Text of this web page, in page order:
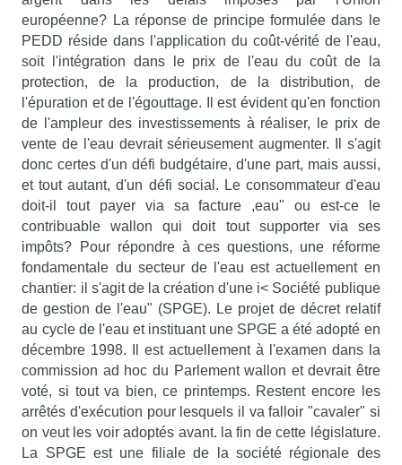
européenne? La réponse de principe formulée dans le
PEDD réside dans l'application du coût-vérité de l'eau,
soit l'intégration dans le prix de l'eau du coût de la
protection, de la production, de la distribution, de
l'épuration et de l'égouttage. Il est évident qu'en fonction
de l'ampleur des investissements à réaliser, le prix de
vente de l'eau devrait sérieusement augmenter. Il s'agit
donc certes d'un défi budgétaire, d'une part, mais aussi,
et tout autant, d'un défi social. Le consommateur d'eau
doit-il tout payer via sa facture ,eau" ou est-ce le
contribuable wallon qui doit tout supporter via ses
impôts? Pour répondre à ces questions, une réforme
fondamentale du secteur de l'eau est actuellement en
chantier: il s'agit de la création d'une i< Société publique
de gestion de l'eau" (SPGE). Le projet de décret relatif
au cycle de l'eau et instituant une SPGE a été adopté en
décembre 1998. Il est actuellement à l'examen dans la
commission ad hoc du Parlement wallon et devrait être
voté, si tout va bien, ce printemps. Restent encore les
arrêtés d'exécution pour lesquels il va falloir "cavaler" si
on veut les voir adoptés avant. la fin de cette législature.
La SPGE est une filiale de la société régionale des